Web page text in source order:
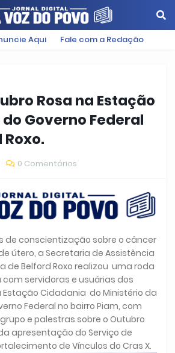
Aqui Fale com a Redação
Rosa na Estação
Governo Federal
0 Comentários
de conscientização sobre o câncer
útero, a Secretaria de Assistência
de Belford Roxo realizou uma roda
servidoras e usuárias dos
Cidadania do Ministério da
Federal no bairro Piam, com
e palestras sobre o Outubro
apresentação do Serviço de
de Vínculos do Cras X.